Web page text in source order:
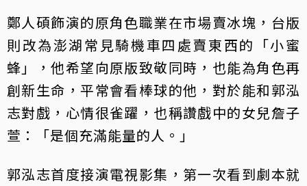
鄭人碩飾演的原角色職業在市場賣冰塊，台版
則改為澎湖常見騎機車四處賣東西的「小蜜
蜂」，他希望向原版致敬同時，也能為角色再
創新生命，平常會看棒球的他，對於能和郭泓
志對戲，心情很雀躍，也稱讚戲中的女兒詹子
萱：「是個充滿能量的人。」
郭泓志首度接演電視影集，第一次看到劇本就